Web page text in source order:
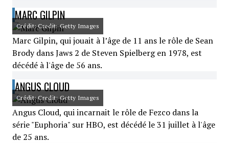
MARC GILPIN
Crédit: Credit: Getty Images
Marc Gilpin, qui jouait à l’âge de 11 ans le rôle de Sean
Brody dans Jaws 2 de Steven Spielberg en 1978, est
décédé à l'âge de 56 ans.
ANGUS CLOUD
Crédit: Credit: Getty Images
Angus Cloud, qui incarnait le rôle de Fezco dans la
série "Euphoria" sur HBO, est décédé le 31 juillet à l'âge
de 25 ans.